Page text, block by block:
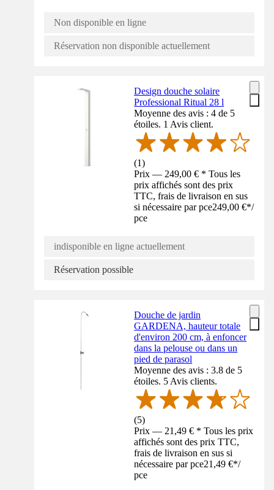
Non disponible en ligne
Réservation non disponible actuellement
Design douche solaire
Professional Ritual 28 l
Moyenne des avis : 4 de 5
étoiles. 1 Avis client.
(1)
Prix — 249,00 € * Tous les
prix affichés sont des prix
TTC, frais de livraison en sus
si nécessaire par pce249,00 €*/
pce
indisponible en ligne actuellement
Réservation possible
Douche de jardin
GARDENA, hauteur totale
d'environ 200 cm, à enfoncer
dans la pelouse ou dans un
pied de parasol
Moyenne des avis : 3.8 de 5
étoiles. 5 Avis clients.
(5)
Prix — 21,49 € * Tous les prix
affichés sont des prix TTC,
frais de livraison en sus si
nécessaire par pce21,49 €*/
pce